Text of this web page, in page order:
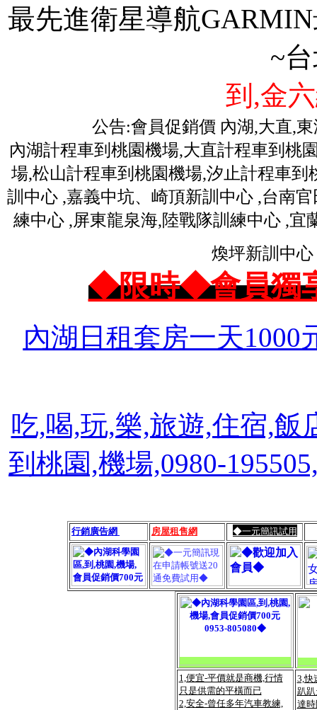
最先進衛星導航
~
到,金
公告:會員促銷價 內湖,大直,
內湖計程車到桃園機場,大直計程車到桃
場,松山計程車到桃園機場,汐止計程車
訓中心 ,嘉義中坑、崎頂新訓中心 ,台南
練中心 ,屏東龍泉海,陸戰隊訓練中心 ,
煥坪新訓中
◆限時◆會員獨
內湖日租套房一天1000
吃,喝,玩,樂,旅遊,住宿,飯
到桃園,機場,0980-
行銷廣告網 房屋租售網 ◆一元簡訊試用
1,便宜-平價就是商機,行情
只是供需的平橫而已
2,安全-曾任多年汽車教練,
3,快
趴
達時